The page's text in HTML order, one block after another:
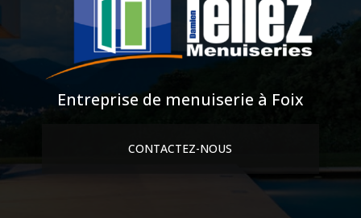
Entreprise de menuiserie à Foix
CONTACTEZ-NOUS